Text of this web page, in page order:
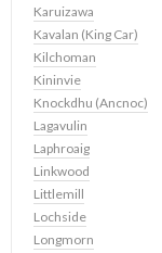
Karuizawa
Kavalan (King Car)
Kilchoman
Kininvie
Knockdhu (Ancnoc)
Lagavulin
Laphroaig
Linkwood
Littlemill
Lochside
Longmorn